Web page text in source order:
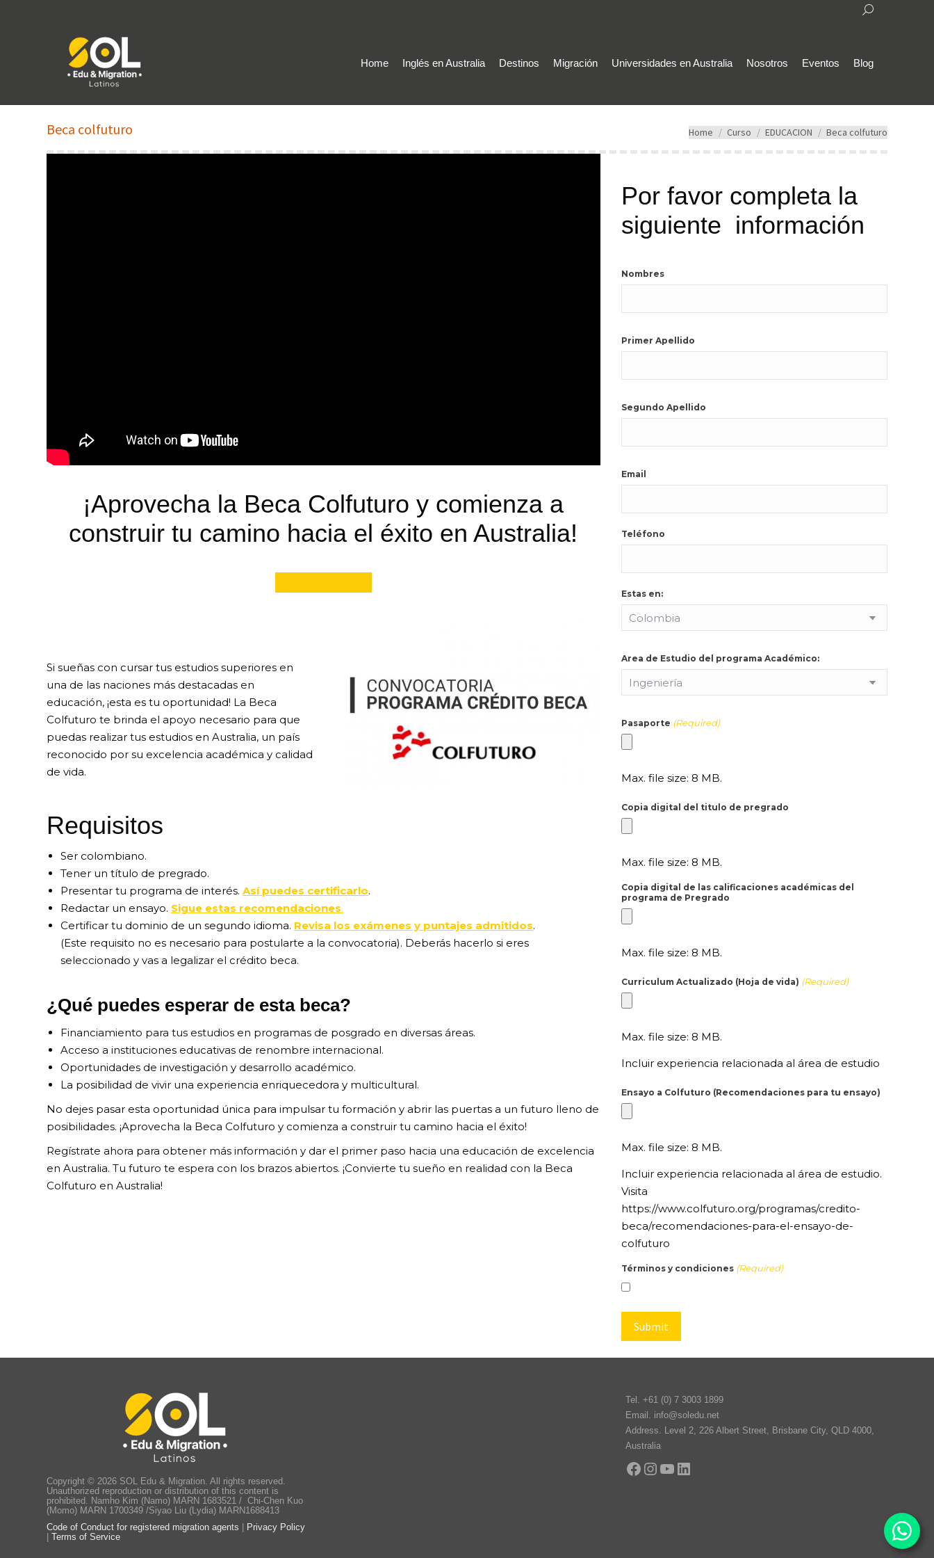
Search:
Home Inglés en Australia Destinos Migración Universidades en Australia Nosotros Eventos Blog
Beca colfuturo You are here:
Home Curso EDUCACION Beca colfuturo
¡Aprovecha la Beca Colfuturo y comienza a
construir tu camino hacia el éxito en Australia!
Si sueñas con cursar tus estudios superiores en
una de las naciones más destacadas en
educación, ¡esta es tu oportunidad! La Beca
Colfuturo te brinda el apoyo necesario para que
puedas realizar tus estudios en Australia, un país
reconocido por su excelencia académica y calidad
de vida.
Requisitos
Ser colombiano.
Tener un título de pregrado.
Presentar tu programa de interés. Así puedes certificarlo.
Redactar un ensayo. Sigue estas recomendaciones.
Certificar tu dominio de un segundo idioma. Revisa los exámenes y puntajes admitidos.
(Este requisito no es necesario para postularte a la convocatoria). Deberás hacerlo si eres
seleccionado y vas a legalizar el crédito beca.
¿Qué puedes esperar de esta beca?
Financiamiento para tus estudios en programas de posgrado en diversas áreas.
Acceso a instituciones educativas de renombre internacional.
Oportunidades de investigación y desarrollo académico.
La posibilidad de vivir una experiencia enriquecedora y multicultural.
No dejes pasar esta oportunidad única para impulsar tu formación y abrir las puertas a un futuro lleno de
posibilidades. ¡Aprovecha la Beca Colfuturo y comienza a construir tu camino hacia el éxito!
Regístrate ahora para obtener más información y dar el primer paso hacia una educación de excelencia
en Australia. Tu futuro te espera con los brazos abiertos. ¡Convierte tu sueño en realidad con la Beca
Colfuturo en Australia!
Por favor completa la
siguiente información
Nombres
Primer Apellido
Segundo Apellido
Email
Teléfono
Estas en:
Area de Estudio del programa Académico:
Pasaporte (Required)
Max. file size: 8 MB.
Copia digital del titulo de pregrado
Max. file size: 8 MB.
Copia digital de las calificaciones académicas del
programa de Pregrado
Max. file size: 8 MB.
Curriculum Actualizado (Hoja de vida) (Required)
Max. file size: 8 MB.
Incluir experiencia relacionada al área de estudio
Ensayo a Colfuturo (Recomendaciones para tu ensayo)
Max. file size: 8 MB.
Incluir experiencia relacionada al área de estudio.
Visita
https://www.colfuturo.org/programas/credito-
beca/recomendaciones-para-el-ensayo-de-
colfuturo
Términos y condiciones (Required)
Copyright © 2026 SOL Edu & Migration. All rights reserved.
Unauthorized reproduction or distribution of this content is
prohibited. Namho Kim (Namo) MARN 1683521 / Chi-Chen Kuo
(Momo) MARN 1700349 /Siyao Liu (Lydia) MARN1688413
Code of Conduct for registered migration agents
Privacy Policy
Terms of Service
Tel.+61 (0) 7 3003 1899
Email. info@soledu.net
Address. Level 2, 226 Albert Street, Brisbane City, QLD 4000,
Australia
Facebook
Instagram
YouTube
LinkedIn